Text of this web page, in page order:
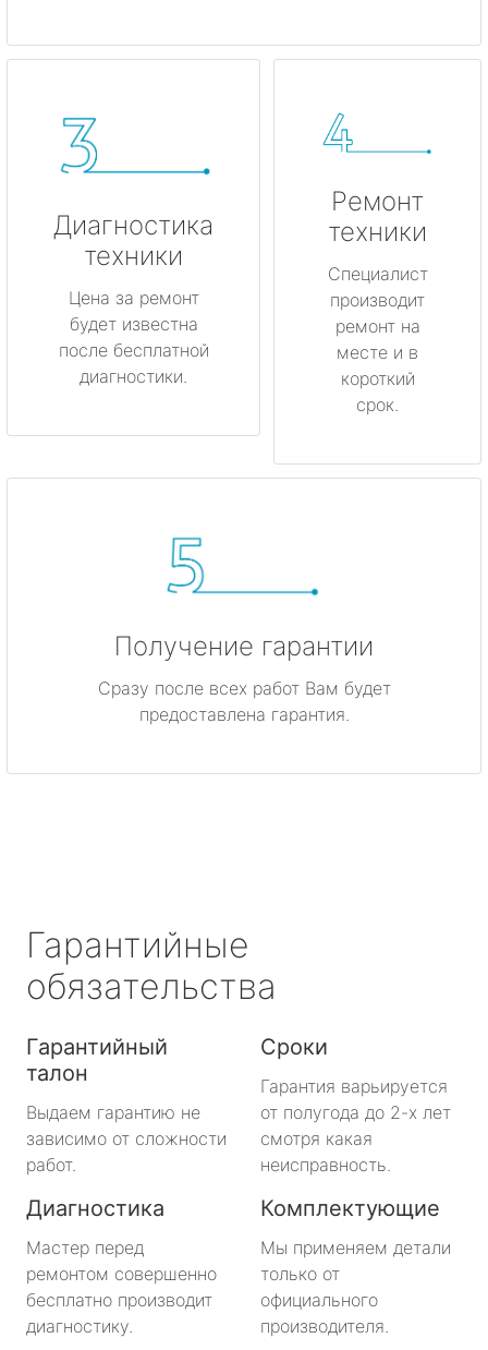
Диагностика
техники
Цена за ремонт
будет известна
после бесплатной
диагностики.
Ремонт
техники
Специалист
производит
ремонт на
месте и в
короткий
срок.
Получение гарантии
Сразу после всех работ Вам будет
предоставлена гарантия.
Гарантийные
обязательства
Гарантийный
талон
Выдаем гарантию не
зависимо от сложности
работ.
Сроки
Гарантия варьируется
от полугода до 2-х лет
смотря какая
неисправность.
Диагностика
Мастер перед
ремонтом совершенно
бесплатно производит
диагностику.
Комплектующие
Мы применяем детали
только от
официального
производителя.